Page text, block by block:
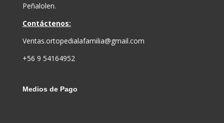
Peñalolen.
Contáctenos:
Ventas.ortopedialafamilia@gmail.com
+56 9 54164952
Medios de Pago